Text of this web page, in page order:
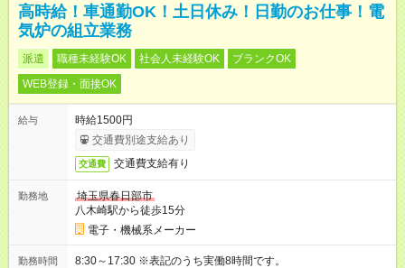
高時給！車通勤OK！土日休み！日勤のお仕事！電
気炉の組立業務
派遣 職種未経験OK 社会人未経験OK
ブランクOK
WEB登録・面接OK
給与
時給1500円
交通費別途支給あり
交通費 交通費支給有り
勤務地
埼玉県春日部市
八木崎駅から徒歩15分
電子・機械系メーカー
勤務時間 8:30～17:30 ※表記のうち実働8時間です。